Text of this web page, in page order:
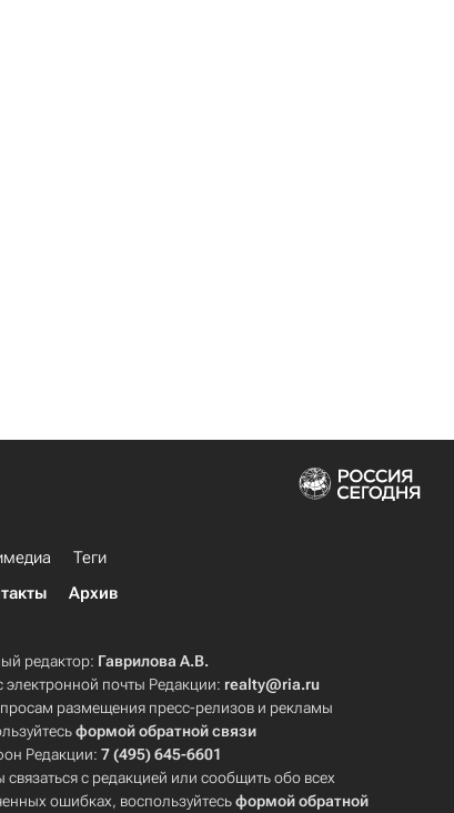
Теги
Архив
редактор: Гаврилова А.В.
электронной почты Редакции: realty@ria.ru
размещения пресс-релизов и рекламы
формой обратной связи
Редакции:7 (495) 645-6601
связаться с редакцией или сообщить обо всех
ошибках, воспользуйтесьформой обратной